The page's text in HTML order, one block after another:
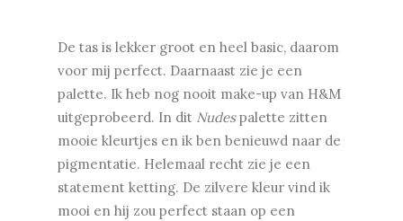
De tas is lekker groot en heel basic, daarom
voor mij perfect. Daarnaast zie je een
palette. Ik heb nog nooit make-up van H&M
uitgeprobeerd. In dit Nudespalette zitten
mooie kleurtjes en ik ben benieuwd naar de
pigmentatie. Helemaal recht zie je een
statement ketting. De zilvere kleur vind ik
mooi en hij zou perfect staan op een